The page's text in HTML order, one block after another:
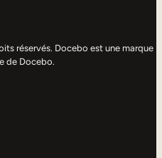
réservés. Docebo est une marque
de Docebo.